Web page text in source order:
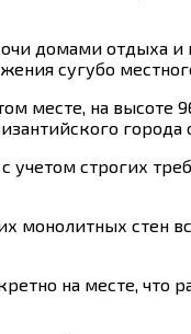
домами отдыха
сугубо
месте, на
строгих
монолитных стен
на месте, что